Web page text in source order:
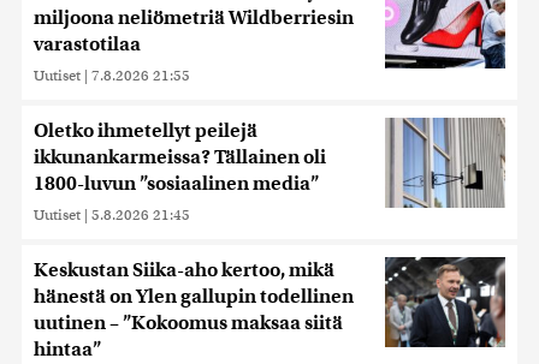
miljoona neliömetriä Wildberriesin
varastotilaa
Uutiset | 7.8.2026 21:55
Oletko ihmetellyt peilejä
ikkunankarmeissa? Tällainen oli
1800-luvun ”sosiaalinen media”
Uutiset | 5.8.2026 21:45
Keskustan Siika-aho kertoo, mikä
hänestä on Ylen gallupin todellinen
uutinen – ”Kokoomus maksaa siitä
hintaa”